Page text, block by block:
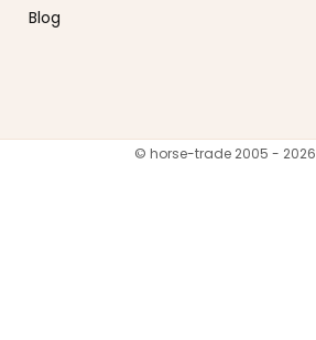
Blog
© horse-trade 2005 - 2026